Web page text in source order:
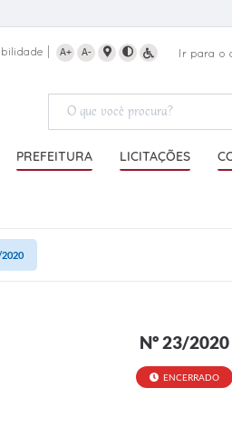
A+ A- Ir para o
PREFEITURA LICITAÇÕES
2020
Nº 23/2020
ENCERRADO